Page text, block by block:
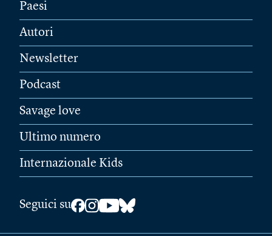
Paesi
Autori
Newsletter
Podcast
Savage love
Ultimo numero
Internazionale Kids
Seguici su